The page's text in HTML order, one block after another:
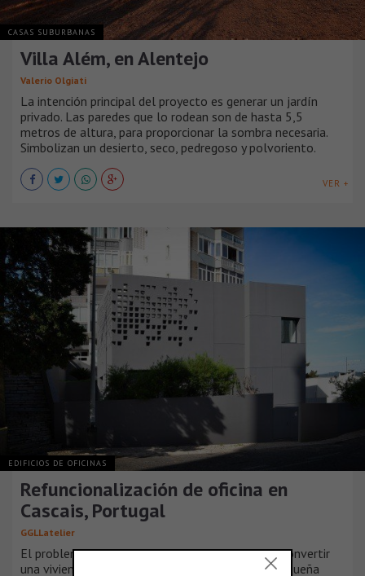
CASAS SUBURBANAS
Villa Além, en Alentejo
Valerio Olgiati
La intención principal del proyecto es generar un jardín
privado. Las paredes que lo rodean son de hasta 5,5
metros de altura, para proporcionar la sombra necesaria.
Simbolizan un desierto, seco, pedregoso y polvoriento.
VER +
EDIFICIOS DE OFICINAS
Refuncionalización de oficina en
Cascais, Portugal
GGLLatelier
El problema planteado para este proyecto, fue convertir
una vivienda existente en una oficina para una pequeña